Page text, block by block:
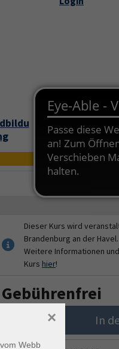
Online
Dieser Kurs wird
Brandenburg an der Havel.
Weitere Informationen
Kurs hier!
Gebührenfrei
In
Webb
×